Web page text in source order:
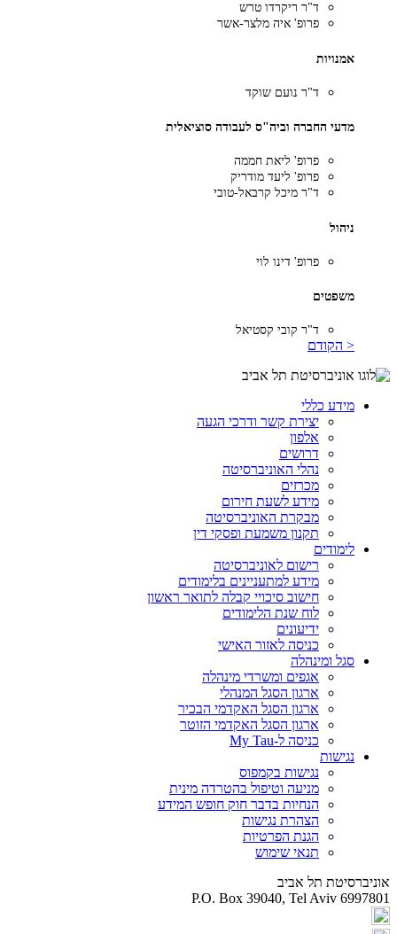
ד"ר ריקרדו טרש
פרופ' איה מלצר-אשר
אמנויות
ד"ר נועם שוקד
מדעי החברה וביה"ס לעבודה סוציאלית
פרופ' ליאת חממה
פרופ' ליעד מודריק
ד"ר מיכל קרבאל-טובי
ניהול
פרופ' דינו לוי
משפטים
ד"ר קובי קסטיאל
< הקודם
מידע כללי
יצירת קשר ודרכי הגעה
אלפון
דרושים
נהלי האוניברסיטה
מכרזים
מידע לשעת חירום
מבקרת האוניברסיטה
תקנון משמעת ופסקי דין
לימודים
רישום לאוניברסיטה
מידע למתעניינים בלימודים
חישוב סיכויי קבלה לתואר ראשון
לוח שנת הלימודים
ידיעונים
כניסה לאזור האישי
סגל ומינהלה
אגפים ומשרדי מינהלה
ארגון הסגל המנהלי
ארגון הסגל האקדמי הבכיר
ארגון הסגל האקדמי הזוטר
כניסה ל-My Tau
נגישות
נגישות בקמפוס
מניעה וטיפול בהטרדה מינית
הנחיות בדבר חוק חופש המידע
הצהרת נגישות
הגנת הפרטיות
תנאי שימוש
אוניברסיטת תל אביב
P.O. Box 39040, Tel Aviv 6997801